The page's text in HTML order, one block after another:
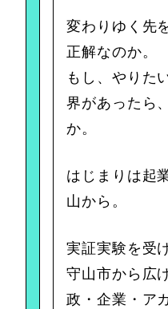
変わりゆく先
正解なのか。
もし、やりた
界があったら
か。
はじまりは起
山から。
実証実験を受
守山市から広
政・企業・ア